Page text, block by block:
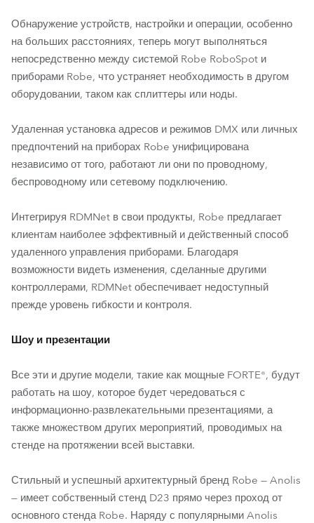
Обнаружение устройств, настройки и операции, особенно
на больших расстояниях, теперь могут выполняться
непосредственно между системой Robe RoboSpot и
приборами Robe, что устраняет необходимость в другом
оборудовании, таком как сплиттеры или ноды.
Удаленная установка адресов и режимов DMX или личных
предпочтений на приборах Robe унифицирована
независимо от того, работают ли они по проводному,
беспроводному или сетевому подключению.
Интегрируя RDMNet в свои продукты, Robe предлагает
клиентам наиболее эффективный и действенный способ
удаленного управления приборами. Благодаря
возможности видеть изменения, сделанные другими
контроллерами, RDMNet обеспечивает недоступный
прежде уровень гибкости и контроля.
Шоу и презентации
Все эти и другие модели, такие как мощные FORTE®, будут
работать на шоу, которое будет чередоваться с
информационно-развлекательными презентациями, а
также множеством других мероприятий, проводимых на
стенде на протяжении всей выставки.
Стильный и успешный архитектурный бренд Robe — Anolis
— имеет собственный стенд D23 прямо через проход от
основного стенда Robe. Наряду с популярными Anolis